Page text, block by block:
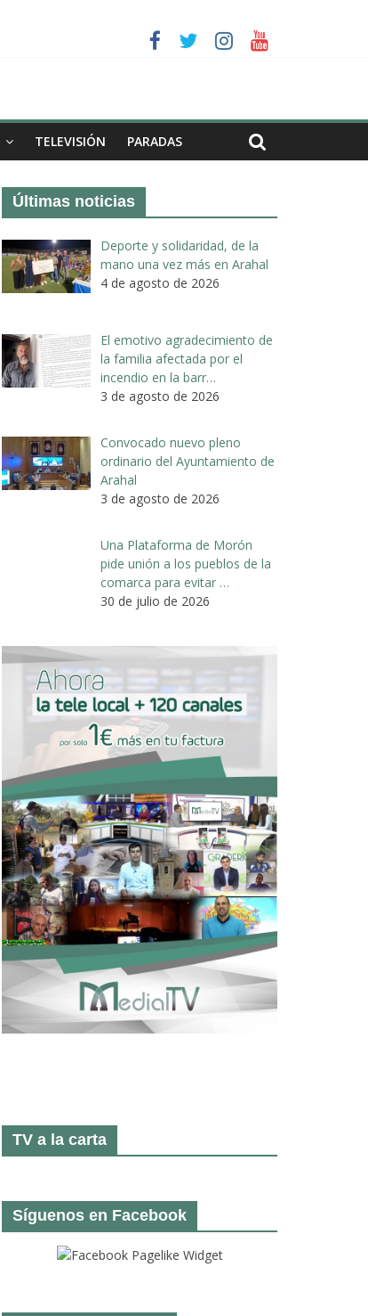
TELEVISIÓN PARADAS
Últimas noticias
Deporte y solidaridad, de la
mano una vez más en Arahal
4 de agosto de 2026
El emotivo agradecimiento de
la familia afectada por el
incendio en la barr…
3 de agosto de 2026
Convocado nuevo pleno
ordinario del Ayuntamiento de
Arahal
3 de agosto de 2026
Una Plataforma de Morón
pide unión a los pueblos de la
comarca para evitar …
30 de julio de 2026
TV a la carta
Síguenos en Facebook